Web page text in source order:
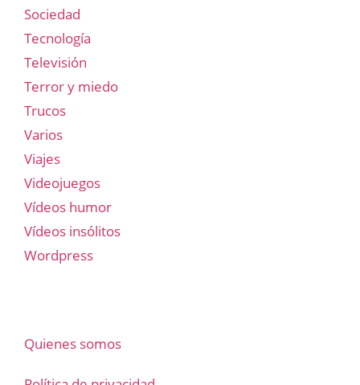
Sociedad
Tecnología
Televisión
Terror y miedo
Trucos
Varios
Viajes
Videojuegos
Vídeos humor
Vídeos insólitos
Wordpress
Quienes somos